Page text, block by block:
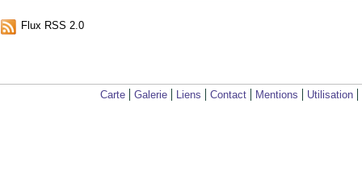
Flux RSS 2.0
Carte Galerie Liens Contact Mentions Utilisation